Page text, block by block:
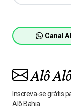
Canal
Alô
Inscreva-se grátis
Alô Bahia